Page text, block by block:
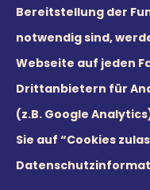
Bereitstellung der
notwendig sind,
Webseite auf jeden
Drittanbietern für
(z.B. Google
Sie auf “Cookies
© 2026 Leaders21